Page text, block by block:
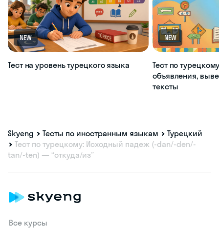
NEW
Тест на уровень турецкого языка
NEW
Тест по
объявления,
тексты
Skyeng Тесты по иностранным языкам
Турецкий
Тест по турецкому: Исходный падеж (-dan/-den/-
tan/-ten) — “откуда/из”
Все курсы